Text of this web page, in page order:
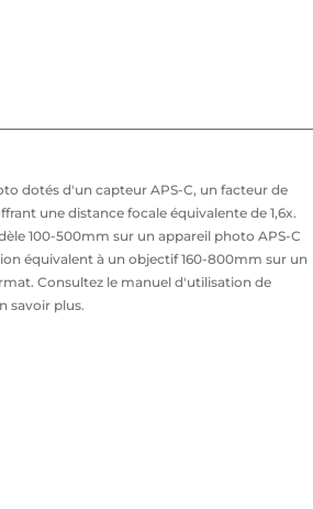
dotés d'un capteur APS-C, un facteur de
une distance focale équivalente de 1,6x.
100-500mm sur un appareil photo APS-C
équivalent à un objectif 160-800mm sur un
Consultez le manuel d'utilisation de
savoir plus.